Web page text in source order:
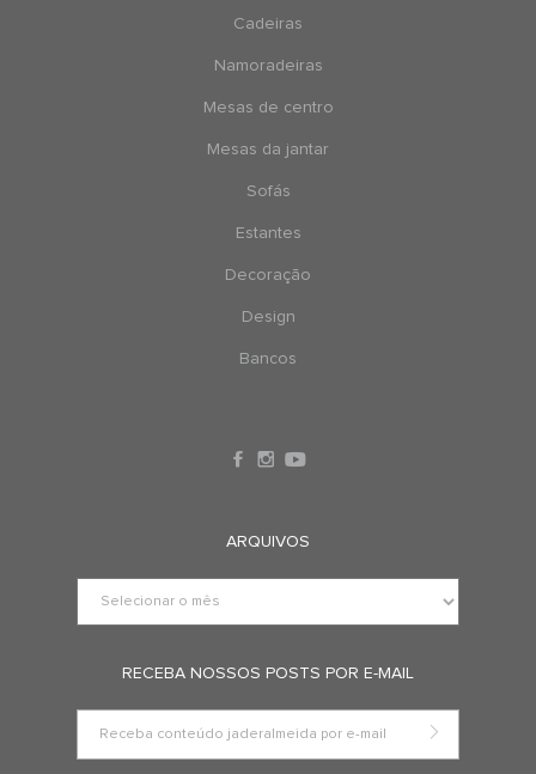
Cadeiras
Namoradeiras
Mesas de centro
Mesas da jantar
Sofás
Estantes
Decoração
Design
Bancos
ARQUIVOS
RECEBA NOSSOS POSTS POR E-MAIL